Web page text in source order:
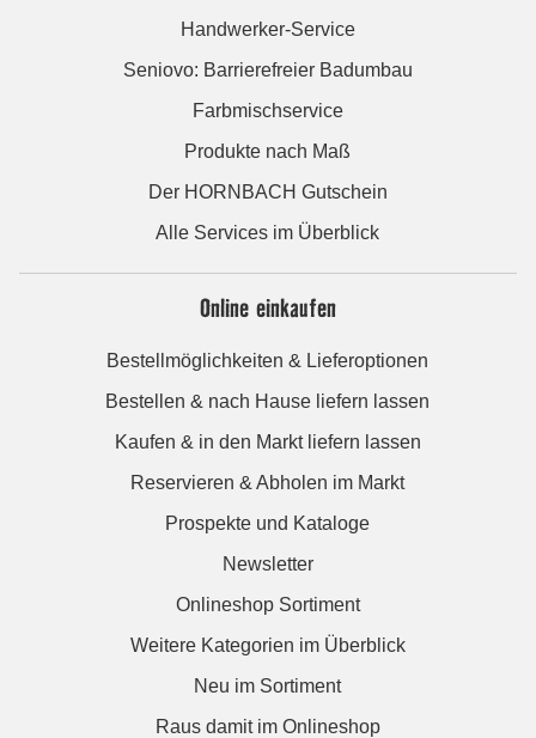
Handwerker-Service
Seniovo: Barrierefreier Badumbau
Farbmischservice
Produkte nach Maß
Der HORNBACH Gutschein
Alle Services im Überblick
Online einkaufen
Bestellmöglichkeiten & Lieferoptionen
Bestellen & nach Hause liefern lassen
Kaufen & in den Markt liefern lassen
Reservieren & Abholen im Markt
Prospekte und Kataloge
Newsletter
Onlineshop Sortiment
Weitere Kategorien im Überblick
Neu im Sortiment
Raus damit im Onlineshop